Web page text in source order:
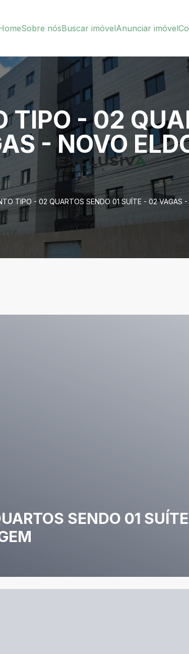
Sobre nósBuscar imóvelAnunciar imóvel
TIPO - 02
- NOVO
TIPO - 02 QUARTOS SENDO 01 SUÍTE - 02 VAGAS
SENDO 01